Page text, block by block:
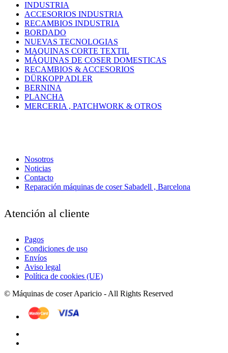
INDUSTRIA
ACCESORIOS INDUSTRIA
RECAMBIOS INDUSTRIA
BORDADO
NUEVAS TECNOLOGIAS
MAQUINAS CORTE TEXTIL
MÁQUINAS DE COSER DOMESTICAS
RECAMBIOS & ACCESORIOS
DÜRKOPP ADLER
BERNINA
PLANCHA
MERCERIA , PATCHWORK & OTROS
Nosotros
Noticias
Contacto
Reparación máquinas de coser Sabadell , Barcelona
Atención al cliente
Pagos
Condiciones de uso
Envíos
Aviso legal
Política de cookies (UE)
© Máquinas de coser Aparicio - All Rights Reserved